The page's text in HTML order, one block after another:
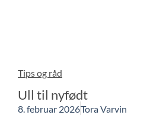
Tips og råd
Ull til nyfødt
8. februar 2026Tora Varvin